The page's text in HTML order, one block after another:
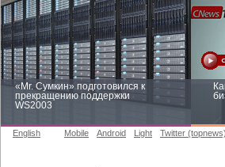
«Mr. Сумкин» подготовился к
прекращению поддержки
WS2003
English Mobile Android Light Twitter (topnews)